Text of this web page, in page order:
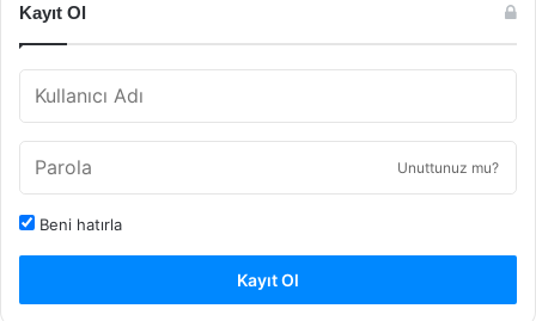
Kayıt Ol
Unuttunuz mu?
Beni hatırla
Kayıt Ol